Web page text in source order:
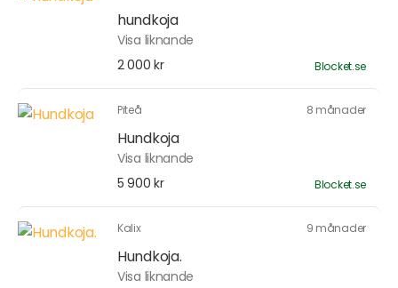
hundkoja
Visa liknande
2 000 kr
Blocket.se
Piteå 8 månader
Hundkoja
Visa liknande
5 900 kr
Blocket.se
Kalix 9 månader
Hundkoja.
Visa liknande